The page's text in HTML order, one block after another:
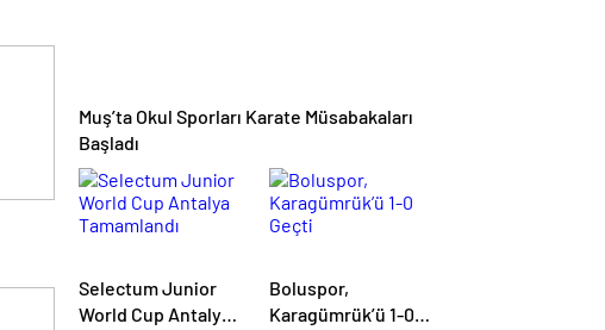
Muş’ta Okul Sporları Karate Müsabakaları
Başladı
Selectum Junior
World Cup Antalya
Boluspor,
Karagümrük’ü 1-0